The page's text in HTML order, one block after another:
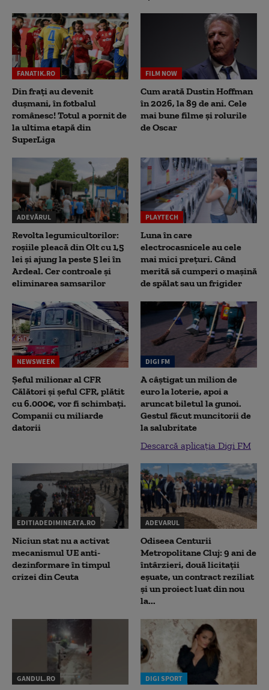
FANATIK.RO
Din frați au devenit
dușmani, în fotbalul
românesc! Totul a pornit de
la ultima etapă din
SuperLiga
FILM NOW
Cum arată Dustin Hoffman
în 2026, la 89 de ani. Cele
mai bune filme și rolurile
de Oscar
ADEVĂRUL
Revolta legumicultorilor:
roșiile pleacă din Olt cu 1,5
lei și ajung la peste 5 lei în
Ardeal. Cer controale și
eliminarea samsarilor
PLAYTECH
Luna în care
electrocasnicele au cele
mai mici prețuri. Când
merită să cumperi o mașină
de spălat sau un frigider
NEWSWEEK
Șeful milionar al CFR
Călători și șeful CFR, plătit
cu 6.000€, vor fi schimbați.
Companii cu miliarde
datorii
DIGI FM
A câștigat un milion de
euro la loterie, apoi a
aruncat biletul la gunoi.
Gestul făcut muncitorii de
la salubritate
Descarcă aplicația Digi FM
EDITIADEDIMINEATA.RO
Niciun stat nu a activat
mecanismul UE anti-
dezinformare în timpul
crizei din Ceuta
ADEVARUL
Odiseea Centurii
Metropolitane Cluj: 9 ani de
întârzieri, două licitații
eșuate, un contract reziliat
și un proiect luat din nou
la...
GANDUL.RO DIGI SPORT